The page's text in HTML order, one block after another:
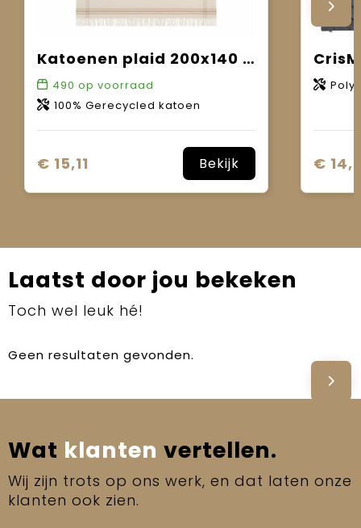
Katoenen plaid 200x140 cm
490 op voorraad
100% Gerecycled katoen
€ 15,11 Bekijk €
Laatst door jou bekeken
Toch wel leuk hé!
Geen resultaten gevonden.
Wat klanten vertellen.
Wij zijn trots op ons werk, en dat laten onze
klanten ook zien.